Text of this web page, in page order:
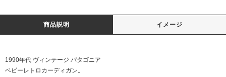
商品説明 イメージ
1990年代 ヴィンテージ パタゴニア
ベビーレトロカーディガン。